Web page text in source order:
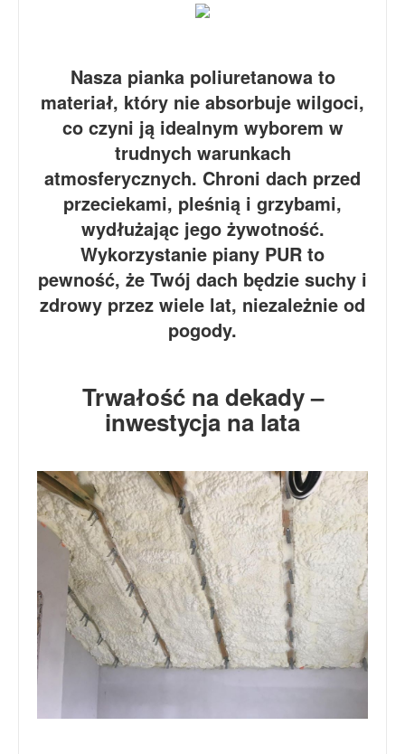
Nasza pianka poliuretanowa to
materiał, który nie absorbuje wilgoci,
co czyni ją idealnym wyborem w
trudnych warunkach
atmosferycznych. Chroni dach przed
przeciekami, pleśnią i grzybami,
wydłużając jego żywotność.
Wykorzystanie piany PUR to
pewność, że Twój dach będzie suchy i
zdrowy przez wiele lat, niezależnie od
pogody.
Trwałość na dekady –
inwestycja na lata